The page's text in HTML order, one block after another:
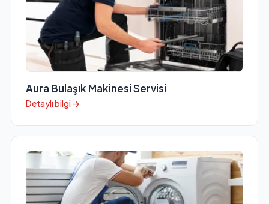
Aura Bulaşık Makinesi Servisi
Detaylı bilgi →